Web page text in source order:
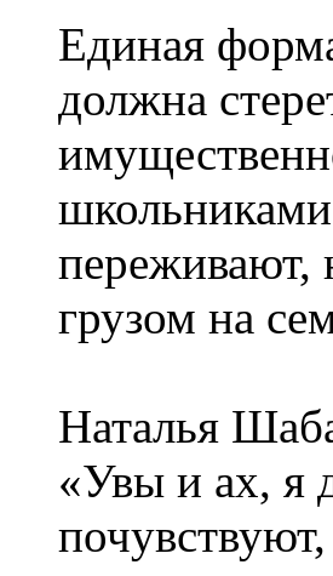
Единая
должна
переживают,
грузом на
Наталья
«Увы и ах, я